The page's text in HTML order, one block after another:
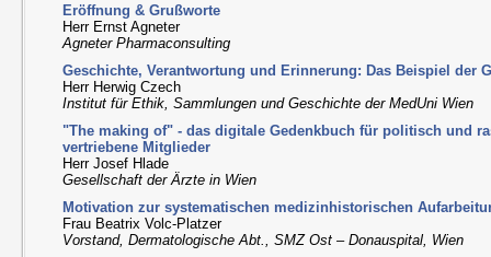
Eröffnung & Grußworte
Herr Ernst Agneter
Agneter Pharmaconsulting
Geschichte, Verantwortung und Erinnerung: Das Beispiel der
Herr Herwig Czech
Institut für Ethik, Sammlungen und Geschichte der MedUni Wien
"The making of" - das digitale Gedenkbuch für politisch und
vertriebene Mitglieder
Herr Josef Hlade
Gesellschaft der Ärzte in Wien
Motivation zur systematischen medizinhistorischen
Frau Beatrix Volc-Platzer
Vorstand, Dermatologische Abt., SMZ Ost – Donauspital, Wien